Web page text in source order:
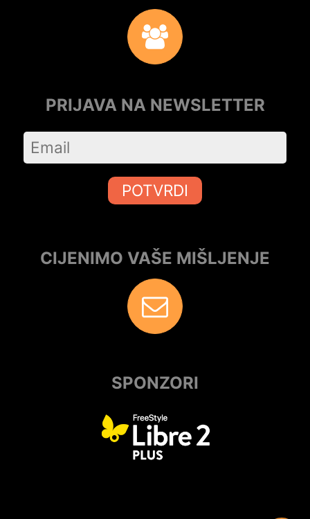
PRIJAVA NA NEWSLETTER
POTVRDI
CIJENIMO VAŠE MIŠLJENJE
SPONZORI